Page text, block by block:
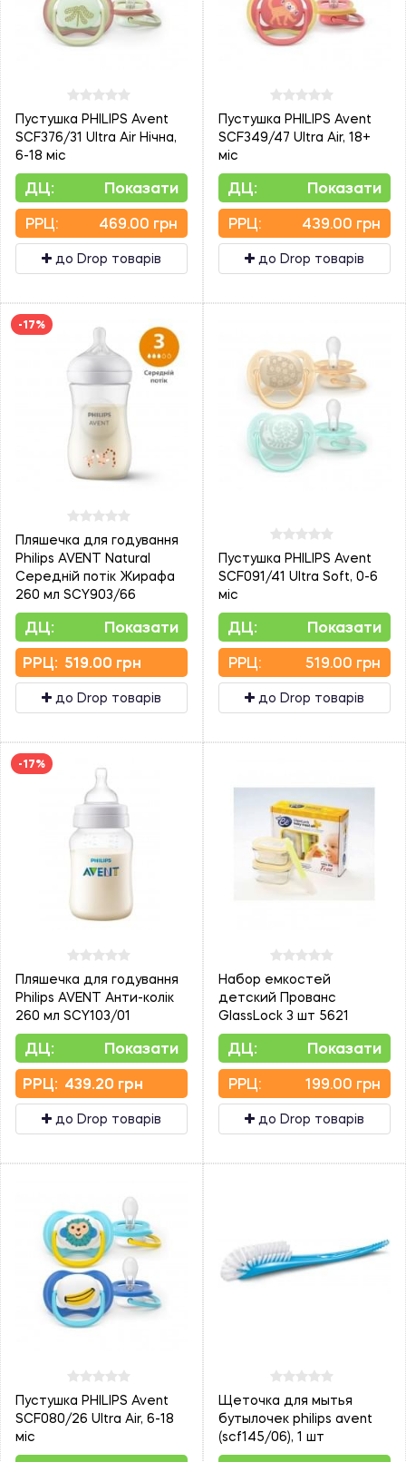
Пустушка PHILIPS Avent
SCF376/31 Ultra Air Нічна,
6-18 міс
ДЦ: Показати
PPЦ: 469.00 грн
до Drop товарів
Пустушка PHILIPS Avent
SCF349/47 Ultra Air, 18+
міс
ДЦ: Показати
PPЦ: 439.00 грн
до Drop товарів
-17%
Пляшечка для годування
Philips AVENT Natural
Середній потік Жирафа
260 мл SCY903/66
ДЦ: Показати
PPЦ: 519.00 грн
до Drop товарів
Пустушка PHILIPS Avent
SCF091/41 Ultra Soft, 0-6
міс
ДЦ: Показати
PPЦ: 519.00 грн
до Drop товарів
-17%
Пляшечка для годування
Philips AVENT Анти-колік
260 мл SCY103/01
ДЦ: Показати
PPЦ: 439.20 грн
до Drop товарів
Набор емкостей
детский Прованс
GlassLock 3 шт 5621
ДЦ: Показати
PPЦ: 199.00 грн
до Drop товарів
Пустушка PHILIPS Avent
SCF080/26 Ultra Air, 6-18
міс
Щеточка для мытья
бутылочек philips avent
(scf145/06), 1 шт